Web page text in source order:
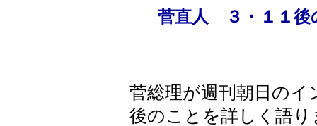
菅直人 ３・１１
菅総理が週刊朝日のイ
後のことを詳しく語り